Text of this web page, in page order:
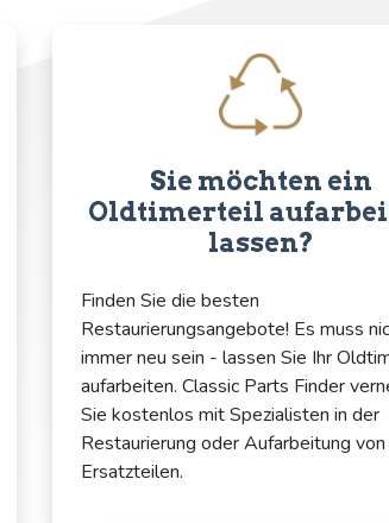
Sie möchten ein
Oldtimerteil
lassen?
Finden Sie die besten
Restaurierungsangebote! Es muss
immer neu sein - lassen Sie Ihr
aufarbeiten. Classic Parts Finder
Sie kostenlos mit Spezialisten in der
Restaurierung oder Aufarbeitung von
Ersatzteilen.